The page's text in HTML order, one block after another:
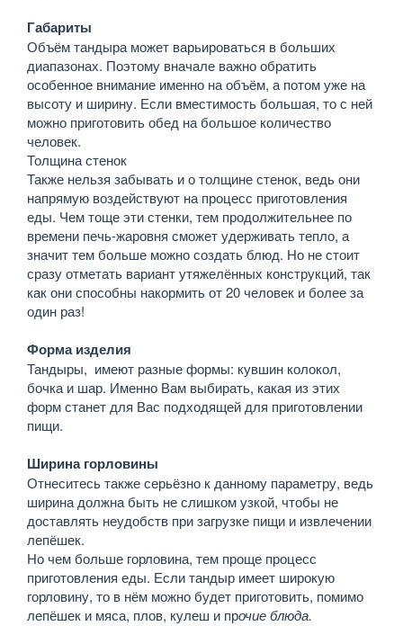
Габариты
Объём тандыра может варьироваться в больших
диапазонах. Поэтому вначале важно обратить
особенное внимание именно на объём, а потом уже на
высоту и ширину. Если вместимость большая, то с ней
можно приготовить обед на большое количество
человек.
Толщина стенок
Также нельзя забывать и о толщине стенок, ведь они
напрямую воздействуют на процесс приготовления
еды. Чем тоще эти стенки, тем продолжительнее по
времени печь-жаровня сможет удерживать тепло, а
значит тем больше можно создать блюд. Но не стоит
сразу отметать вариант утяжелённых конструкций, так
как они способны накормить от 20 человек и более за
один раз!
Форма изделия
Тандыры, имеют разные формы: кувшин колокол,
бочка и шар. Именно Вам выбирать, какая из этих
форм станет для Вас подходящей для приготовлении
пищи.
Ширина горловины
Отнеситесь также серьёзно к данному параметру, ведь
ширина должна быть не слишком узкой, чтобы не
доставлять неудобств при загрузке пищи и извлечении
лепёшек.
Но чем больше горловина, тем проще процесс
приготовления еды. Если тандыр имеет широкую
горловину, то в нём можно будет приготовить, помимо
лепёшек и мяса, плов, кулеш и прочие блюда.